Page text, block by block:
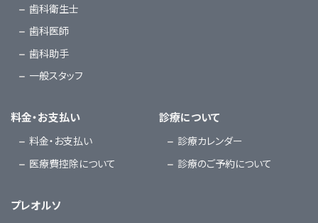
歯科衛生士
歯科医師
歯科助手
一般スタッフ
料金・お支払い
料金・お支払い
医療費控除について
診療について
診療カレンダー
診療のご予約について
プレオルソ